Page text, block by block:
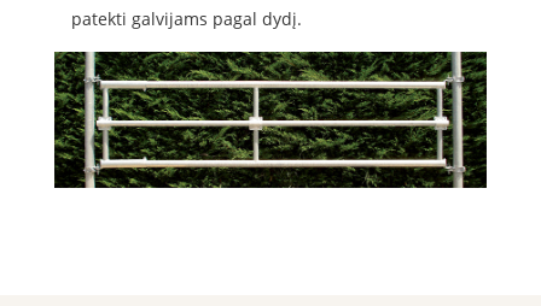
patekti galvijams pagal dydį.